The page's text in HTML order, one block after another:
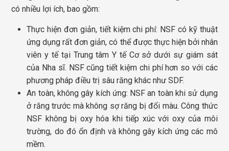
có nhiều lợi ích, bao gồm:
Thực hiện đơn giản, tiết kiệm chi phí: NSF có kỹ thuật
ứng dụng rất đơn giản, có thể được thực hiện bởi nhân
viên y tế tại Trung tâm Y tế Cơ sở dưới sự giám sát
của Nha sĩ. NSF cũng tiết kiệm chi phí hơn so với các
phương pháp điều trị sâu răng khác như SDF.
An toàn, không gây kích ứng: NSF an toàn khi sử dụng
ở răng trước mà không sợ răng bị đổi màu. Công thức
NSF không bị oxy hóa khi tiếp xúc với oxy của môi
trường, do đó ổn định và không gây kích ứng các mô
mềm.